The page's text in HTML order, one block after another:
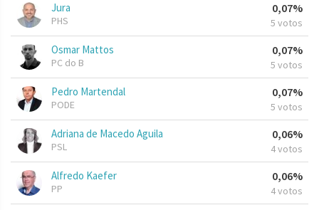
Jura
PHS
0,07%
5 votos
Osmar Mattos
PC do B
0,07%
5 votos
Pedro Martendal
PODE
0,07%
5 votos
Adriana de Macedo Aguila
PSL
0,06%
4 votos
Alfredo Kaefer
PP
0,06%
4 votos